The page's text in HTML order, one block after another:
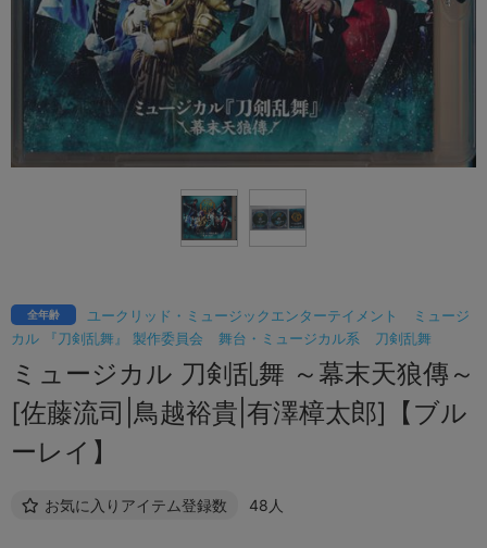
ユークリッド・ミュージックエンターテイメント
ミュージ
カル 『刀剣乱舞』 製作委員会
舞台・ミュージカル系 刀剣乱舞
全年齢
ミュージカル 刀剣乱舞 ～幕末天狼傳～
[佐藤流司|鳥越裕貴|有澤樟太郎]【ブル
ーレイ】
お気に入りアイテム登録数 48人